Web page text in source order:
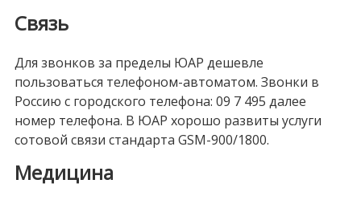
Связь
Для звонков за пределы ЮАР дешевле
пользоваться телефоном-автоматом. Звонки в
Россию с городского телефона: 09 7 495 далее
номер телефона. В ЮАР хорошо развиты услуги
сотовой связи стандарта GSM-900/1800.
Медицина